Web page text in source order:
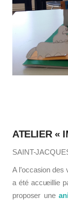
ATELIER «
SAINT-
A l’occasion
a été accueillie
proposer une